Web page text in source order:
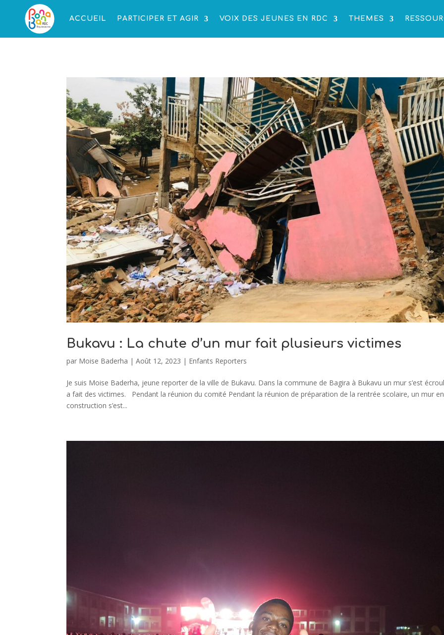
ACCUEIL PARTICIPER ET AGIR VOIX DES JEUNES EN RDC THEMES
Bukavu : La chute d’un mur fait plusieurs victimes
par Moise Baderha |Août 12, 2023 | Enfants Reporters
Je suis Moise Baderha, jeune reporter de la ville de Bukavu. Dans la commune de Bagira à Bukavu un mur s’est
a fait des victimes. Pendant la réunion du comité Pendant la réunion de préparation de la rentrée scolaire, un mur en
construction s’est...